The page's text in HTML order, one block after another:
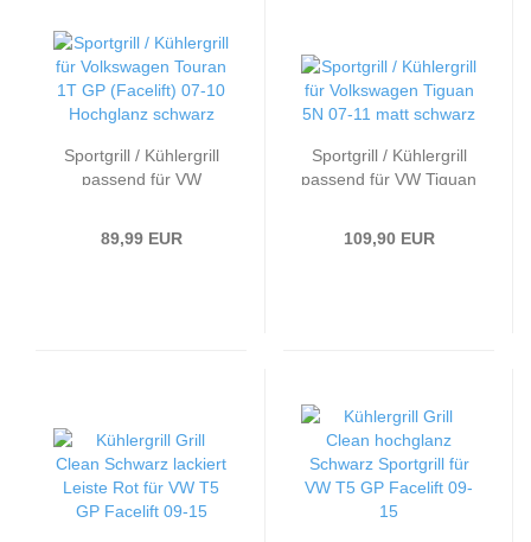
Sportgrill / Kühlergrill
passend für VW
Hochglanz schwarz
89,99 EUR
Sportgrill / Kühlergrill
passend für VW Tiguan
109,90 EUR